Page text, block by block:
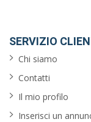
SERVIZIO
Chi siamo
Contatti
Il mio profilo
Inserisci un